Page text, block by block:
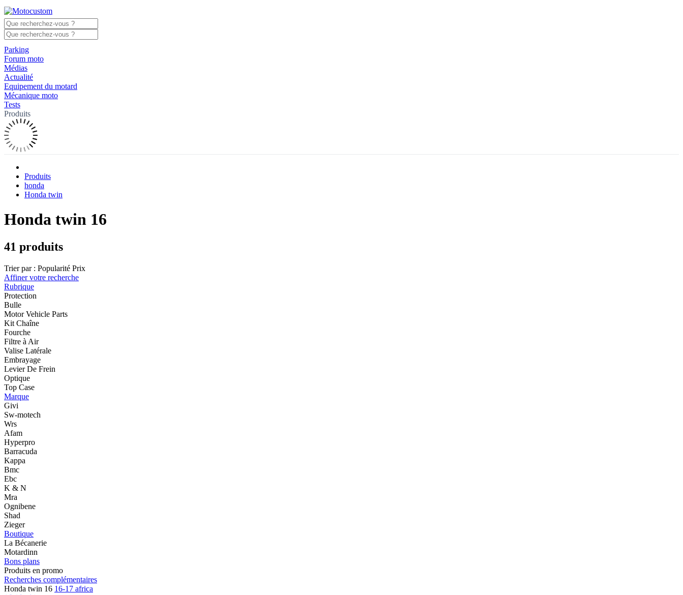
Parking
Forum moto
Médias
Actualité
Equipement du motard
Mécanique moto
Tests
Produits
Produits
honda
Honda twin
Honda twin 16
41 produits
Trier par : Popularité Prix
Affiner votre recherche
Rubrique
Protection
Bulle
Motor Vehicle Parts
Kit Chaîne
Fourche
Filtre à Air
Valise Latérale
Embrayage
Levier De Frein
Optique
Top Case
Marque
Givi
Sw-motech
Wrs
Afam
Hyperpro
Barracuda
Kappa
Bmc
Ebc
K & N
Mra
Ognibene
Shad
Zieger
Boutique
La Bécanerie
Motardinn
Bons plans
Produits en promo
Recherches complémentaires
Honda twin 16 16-17 africa